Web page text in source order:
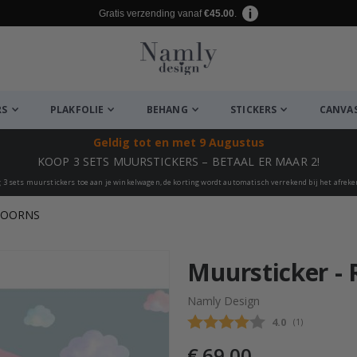
Gratis verzending vanaf€45.00.
PLAKFOLIE BEHANG STICKERS
Geldig tot en met 9 Augustus
KOOP 3 SETS MUURSTICKERS – BETAAL ER MAAR 2!
3 sets muurstickers toe aan je winkelwagen, de korting wordt automatisch verrekend bij het
Muursticker -
Namly Design
Gemiddelde
4.0 (aantal stemmen:
1 )